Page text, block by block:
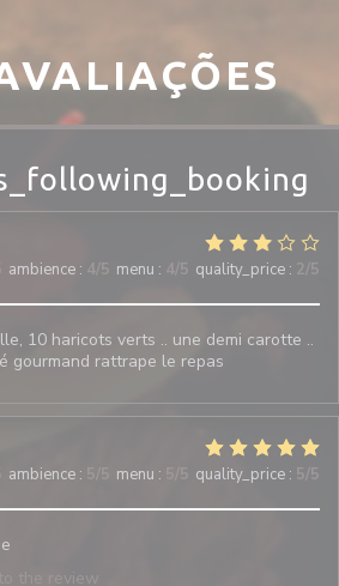
ambience : 4/5 menu : 4/5 quality_price : 2/5
10 haricots verts .. une demi carotte ..
gourmand rattrape le repas
ambience : menu : quality_price : 5/5
the review